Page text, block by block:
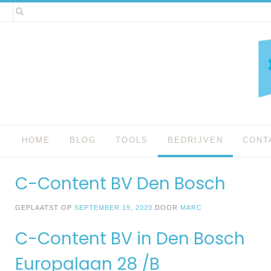
Spring
naar
HOME BLOG TOOLS BEDRIJVEN
C-Content BV Den Bosch
GEPLAATST OP SEPTEMBER 19, 2020 DOOR MARC
C-Content BV in Den Bosch
Europalaan 28 /B